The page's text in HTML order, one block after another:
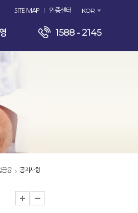
SITE MAP 인증센터 KOR
1588 - 2145
금융 공지사항